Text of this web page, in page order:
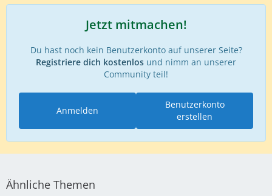
Jetzt mitmachen!
Du hast noch kein Benutzerkonto auf unserer Seite?
Registriere dich kostenlos und nimm an unserer
Community teil!
Benutzerkonto
erstellen
Anmelden
Ähnliche Themen